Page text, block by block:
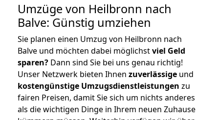
Umzüge von Heilbronn nach
Balve: Günstig umziehen
Sie planen einen Umzug von Heilbronn nach
Balve und möchten dabei möglichstviel Geld
sparen? Dann sind Sie bei uns genau richtig!
Unser Netzwerk bieten Ihnen zuverlässige und
kostengünstige Umzugsdienstleistungen zu
fairen Preisen, damit Sie sich um nichts anderes
als die wichtigen Dinge in Ihrem neuen Zuhause